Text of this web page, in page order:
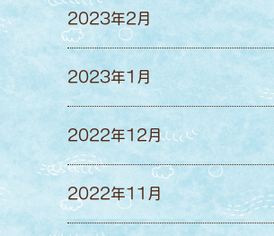
2023年2月
2023年1月
2022年12月
2022年11月